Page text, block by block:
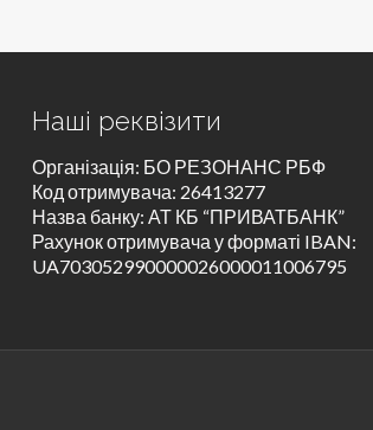
Наші реквізити
Організація: БО РЕЗОНАНС РБФ
Код отримувача: 26413277
Назва банку: АТ КБ “ПРИВАТБАНК”
Рахунок отримувача у форматі IBAN:
UA703052990000026000011006795